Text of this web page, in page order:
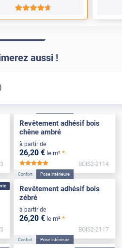
*****
aussi !
Revêtement adhésif bois
chêne ambré
à partir de
26,20 € le m² *
BOIS2-2114
Confort Pose Intérieure
Revêtement adhésif bois
zébré
à partir de
26,20 € le m² *
BOIS2-2117
Confort Pose Intérieure